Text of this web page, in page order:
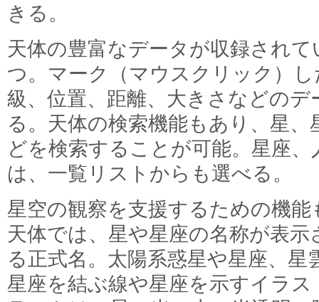
きる。
天体の豊富なデータが収録され
つ。マーク（マウスクリック）
級、位置、距離、大きさなどの
る。天体の検索機能もあり、星、
どを検索することが可能。星座
は、一覧リストからも選べる。
星空の観察を支援するための機
天体では、星や星座の名称が表
る正式名。太陽系惑星や星座、星
星座を結ぶ線や星座を示すイラ